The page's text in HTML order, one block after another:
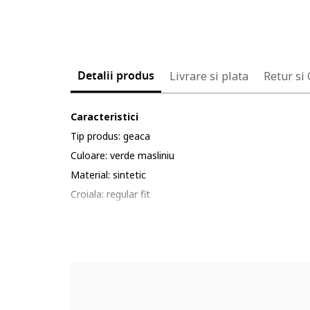
Detalii produs Livrare si plata Retur si
Caracteristici
Tip produs: geaca
Culoare: verde masliniu
Material: sintetic
Croiala: regular fit